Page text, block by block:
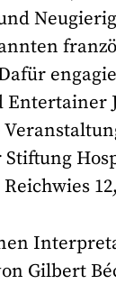
Entertainer
Gilbert